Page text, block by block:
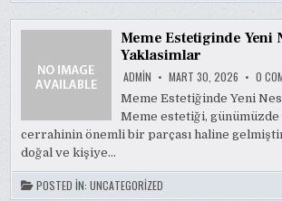
Meme Estetiginde Yeni
Yaklasimlar
ADMIN MART 30, 2026 0
Meme Estetiğinde Yeni
Meme estetiği,
cerrahinin önemli bir parçası haline
doğal ve kişiye…
POSTED IN:UNCATEGORIZED